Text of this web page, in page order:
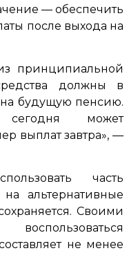
— обеспечить
после выхода на
принципиальной
должны в
на будущую пенсию.
может
выплат завтра», —
часть
альтернативные
Своими
не менее